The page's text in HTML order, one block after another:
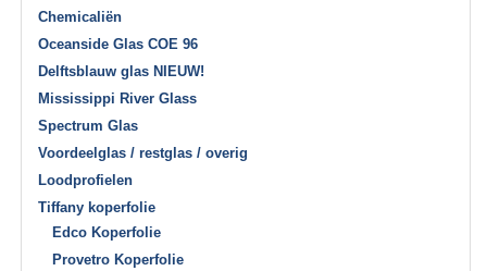
Chemicaliën
Oceanside Glas COE 96
Delftsblauw glas NIEUW!
Mississippi River Glass
Spectrum Glas
Voordeelglas / restglas / overig
Loodprofielen
Tiffany koperfolie
Edco Koperfolie
Provetro Koperfolie